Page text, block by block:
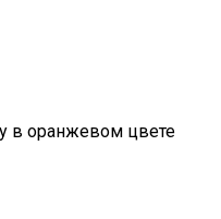
в оранжевом цвете